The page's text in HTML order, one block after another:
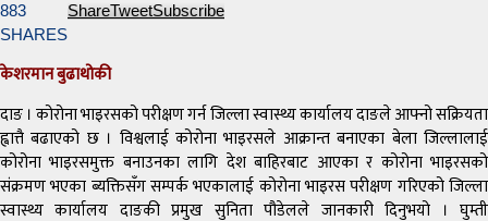
883
SHARES
ShareTweetSubscribe
केशरमान बुढाथोकी
दाङ । कोरोना भाइरसको परीक्षण गर्न जिल्ला स्वास्थ्य कार्यालय दाङले आफ्नो सक्रियता
ह्वात्तै बढाएको छ । विश्वलाई कोरोना भाइरसले आक्रान्त बनाएका बेला जिल्लालाई
कोरोना भाइरसमुक्त बनाउनका लागि देश बाहिरबाट आएका र कोरोना भाइरसको
संक्रमण भएका ब्यक्तिसँग सम्पर्क भएकालाई कोरोना भाइरस परीक्षण गरिएको जिल्ला
स्वास्थ्य कार्यालय दाङकी प्रमुख सुनिता पौडेलले जानकारी दिनुभयो । घुम्ती